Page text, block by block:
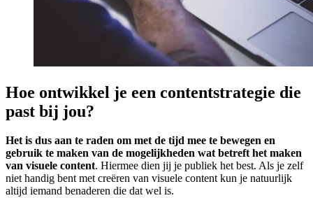
Hoe ontwikkel je een contentstrategie die
past bij jou?
Het is dus aan te raden om met de tijd mee te bewegen en
gebruik te maken van de mogelijkheden wat betreft het maken
van visuele content. Hiermee dien jij je publiek het best. Als je zelf
niet handig bent met creëren van visuele content kun je natuurlijk
altijd iemand benaderen die dat wel is.